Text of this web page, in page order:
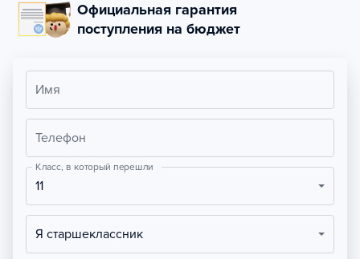
Официальная гарантия
поступления на бюджет
Имя
Телефон
Класс, в который перешли
11
Я старшеклассник